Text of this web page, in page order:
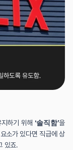
하기 위해 ‘솔직함’을
소가 있다면 직급에 상
있죠.